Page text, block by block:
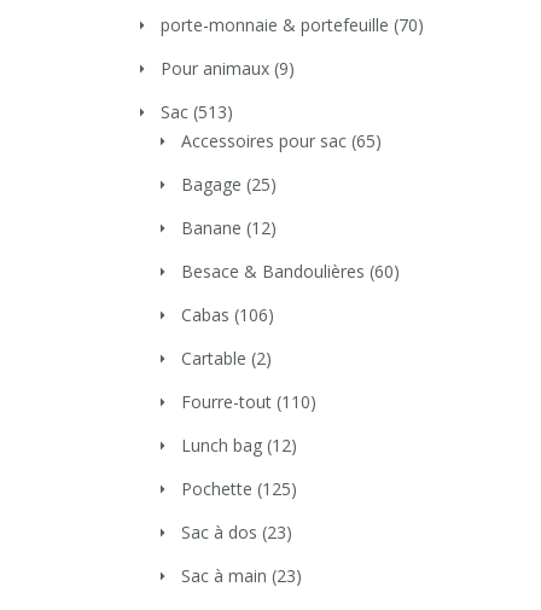
porte-monnaie & portefeuille (70)
Pour animaux (9)
Sac (513)
Accessoires pour sac (65)
Bagage (25)
Banane (12)
Besace & Bandoulières (60)
Cabas (106)
Cartable (2)
Fourre-tout (110)
Lunch bag (12)
Pochette (125)
Sac à dos (23)
Sac à main (23)